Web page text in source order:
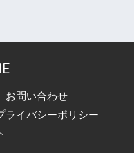
お問い合わせ
ライバシーポリシー